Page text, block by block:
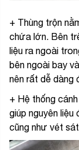
+ Thùng trộn
chứa lớn. Bên
liệu ra ngoài
bên ngoài bay
nên rất dễ dàng
+ Hệ thống
giúp nguyên
cũng như vét